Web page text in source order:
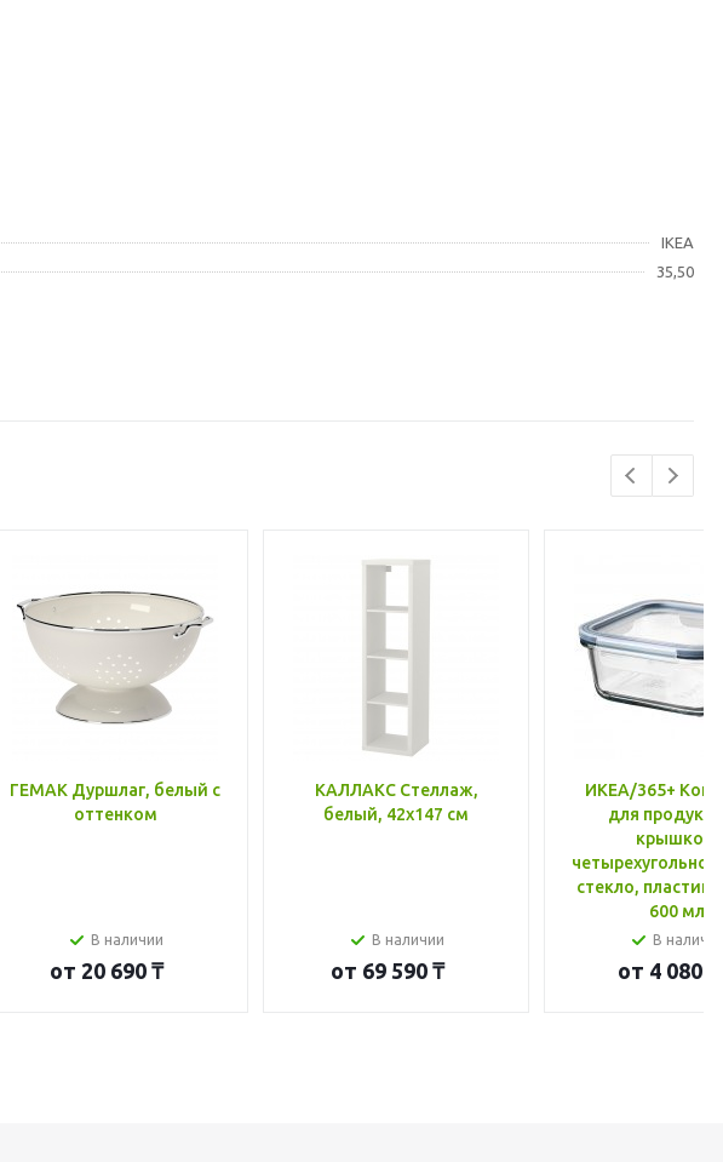
IKEA
35,50
ГЕМАК Дуршлаг, белый с
оттенком
В наличии
от 20 690 ₸
КАЛЛАКС Стеллаж,
белый, 42x147 см
В наличии
от 69 590 ₸
ИКЕА/365+
для
крышкой,
стекло, пластик
600 мл
В
от 4 080 ₸